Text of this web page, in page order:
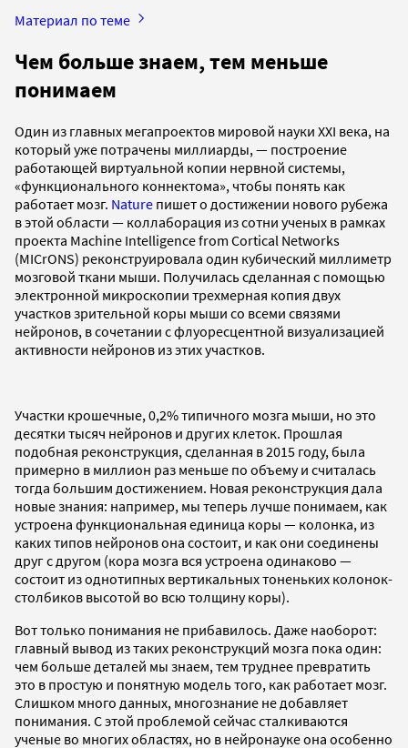
Материал по теме
Чем больше знаем, тем меньше
понимаем
Один из главных мегапроектов мировой науки XXI века, на
который уже потрачены миллиарды, — построение
работающей виртуальной копии нервной системы,
«функционального коннектома», чтобы понять как
работает мозг. Nature пишет о достижении нового рубежа
в этой области — коллаборация из сотни ученых в рамках
проекта Machine Intelligence from Cortical Networks
(MICrONS) реконструировала один кубический миллиметр
мозговой ткани мыши. Получилась сделанная с помощью
электронной микроскопии трехмерная копия двух
участков зрительной коры мыши со всеми связями
нейронов, в сочетании с флуоресцентной визуализацией
активности нейронов из этих участков.
Участки крошечные, 0,2% типичного мозга мыши, но это
десятки тысяч нейронов и других клеток. Прошлая
подобная реконструкция, сделанная в 2015 году, была
примерно в миллион раз меньше по объему и считалась
тогда большим достижением. Новая реконструкция дала
новые знания: например, мы теперь лучше понимаем, как
устроена функциональная единица коры — колонка, из
каких типов нейронов она состоит, и как они соединены
друг с другом (кора мозга вся устроена одинаково —
состоит из однотипных вертикальных тоненьких колонок-
столбиков высотой во всю толщину коры).
Вот только понимания не прибавилось. Даже наоборот:
главный вывод из таких реконструкций мозга пока один:
чем больше деталей мы знаем, тем труднее превратить
это в простую и понятную модель того, как работает мозг.
Слишком много данных, многознание не добавляет
понимания. С этой проблемой сейчас сталкиваются
ученые во многих областях, но в нейронауке она особенно